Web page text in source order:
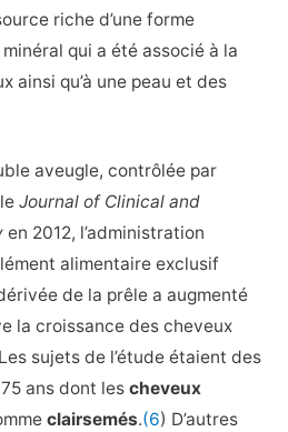
riche d’une forme
qui a été associé à la
ainsi qu’à une peau et des
aveugle, contrôlée par
Journal of Clinical and
en 2012, l’administration
alimentaire exclusif
de la prêle a augmenté
la croissance des cheveux
sujets de l’étude étaient des
ans dont les cheveux
clairsemés.(6) D’autres